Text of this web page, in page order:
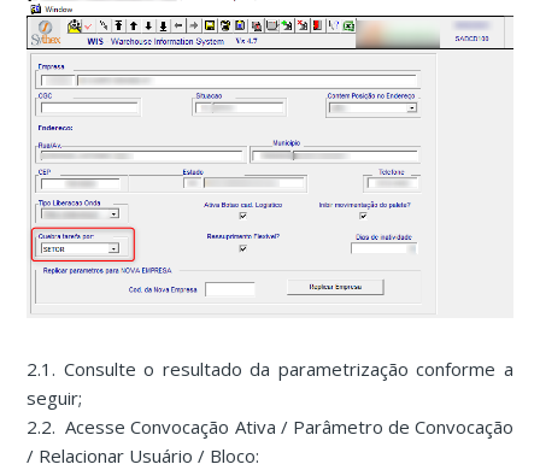
2.1. Consulte o resultado da parametrização conforme a
seguir;
2.2. Acesse Convocação Ativa / Parâmetro de Convocação
/ Relacionar Usuário / Bloco: